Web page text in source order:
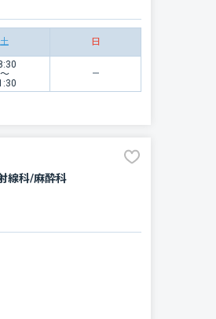
土 日
〜
線科/麻酔科